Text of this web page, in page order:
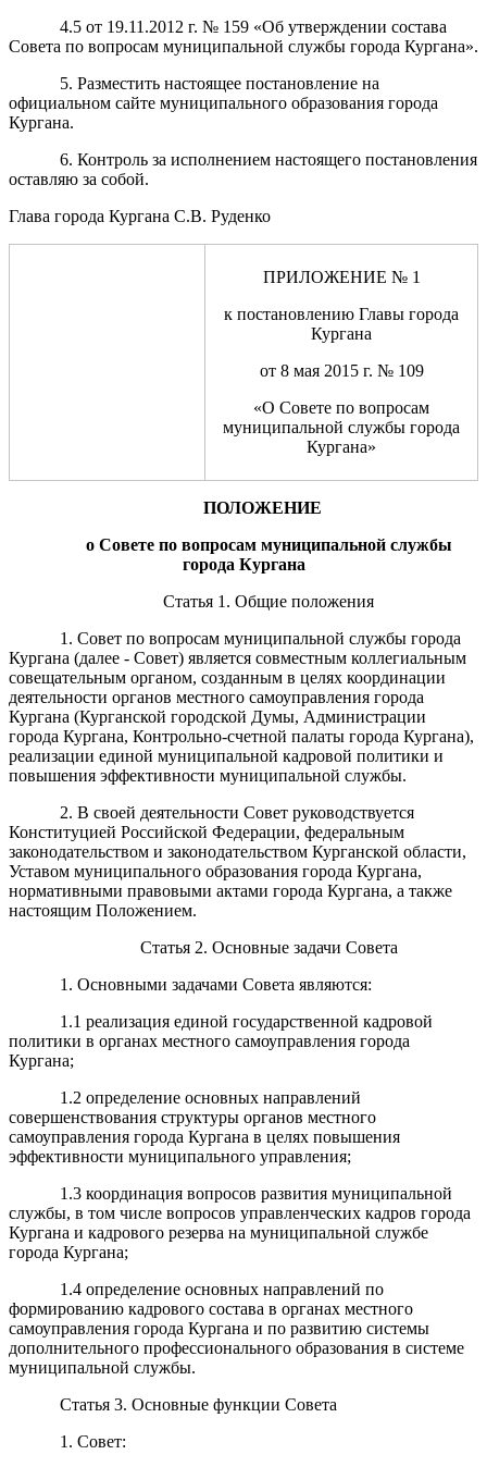
4.5 от 19.11.2012 г. № 159 «Об утверждении состава
Совета по вопросам муниципальной службы города Кургана».
5. Разместить настоящее постановление на
официальном сайте муниципального образования города
Кургана.
6. Контроль за исполнением настоящего постановления
оставляю за собой.
Глава города Кургана С.В. Руденко
ПРИЛОЖЕНИЕ № 1
к постановлению Главы города
Кургана
от 8 мая 2015 г. № 109
«О Совете по вопросам
муниципальной службы города
Кургана»
ПОЛОЖЕНИЕ
оСовете по вопросам муниципальной службы
города Кургана
Статья 1. Общие положения
1. Совет по вопросам муниципальной службы города
Кургана (далее - Совет) является совместным коллегиальным
совещательным органом, созданным в целях координации
деятельности органов местного самоуправления города
Кургана (Курганской городской Думы, Администрации
города Кургана, Контрольно-счетной палаты города Кургана),
реализации единой муниципальной кадровой политики и
повышения эффективности муниципальной службы.
2. В своей деятельности Совет руководствуется
Конституцией Российской Федерации, федеральным
законодательством и законодательством Курганской области,
Уставом муниципального образования города Кургана,
нормативными правовыми актами города Кургана, а также
настоящим Положением.
Статья 2. Основные задачи Совета
1. Основными задачами Совета являются:
1.1 реализация единой государственной кадровой
политики в органах местного самоуправления города
Кургана;
1.2 определение основных направлений
совершенствования структуры органов местного
самоуправления города Кургана в целях повышения
эффективности муниципального управления;
1.3 координация вопросов развития муниципальной
службы, в том числе вопросов управленческих кадров города
Кургана и кадрового резерва на муниципальной службе
города Кургана;
1.4 определение основных направлений по
формированию кадрового состава в органах местного
самоуправления города Кургана и по развитию системы
дополнительного профессионального образования в системе
муниципальной службы.
Статья 3. Основные функции Совета
1. Совет: